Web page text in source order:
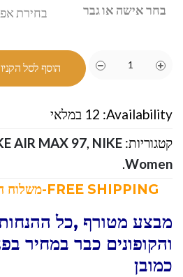
בחר אישה או גבר
הוסף לסל
Availability: 12 במלאי
קטגוריות:
AIR MAX 97, NIKE-נייק
Women
.
מבצע מטורף ,כל
והקופונים כבר במחיר
כמובן